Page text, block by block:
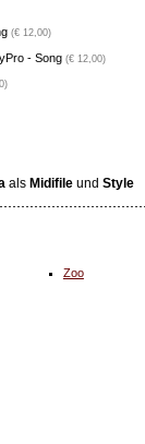
(€ 12,00)
- Song (€ 12,00)
als Midifileund Style
Zoo